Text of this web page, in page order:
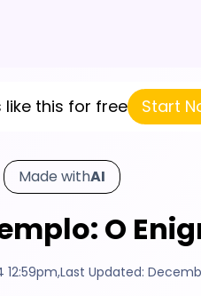
this for free Start
Made withAI
O
12:59pm,Last Updated: